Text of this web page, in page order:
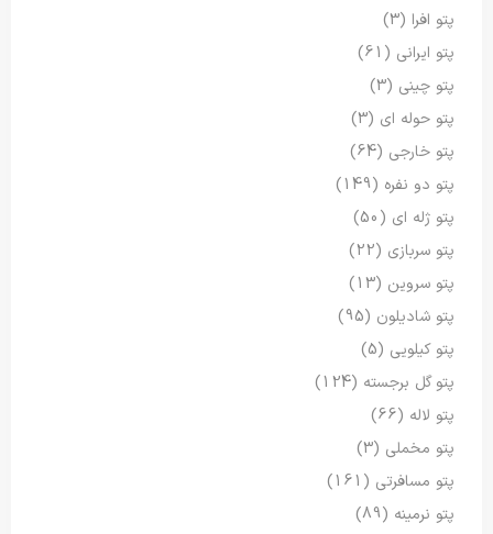
پتو افرا (3)
پتو ایرانی (61)
پتو چینی (3)
پتو حوله ای (3)
پتو خارجی (64)
پتو دو نفره (149)
پتو ژله ای (50)
پتو سربازی (22)
پتو سروین (13)
پتو شادیلون (95)
پتو کیلویی (5)
پتو گل برجسته (124)
پتو لاله (66)
پتو مخملی (3)
پتو مسافرتی (161)
پتو نرمینه (89)